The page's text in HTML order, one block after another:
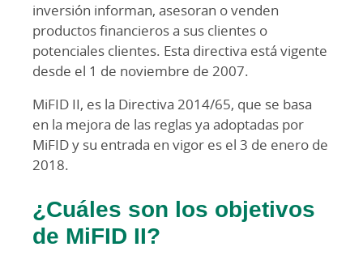
inversión informan, asesoran o venden
productos financieros a sus clientes o
potenciales clientes. Esta directiva está vigente
desde el 1 de noviembre de 2007.
MiFID II, es la Directiva 2014/65, que se basa
en la mejora de las reglas ya adoptadas por
MiFID y su entrada en vigor es el 3 de enero de
2018.
¿Cuáles son los objetivos
de MiFID II?